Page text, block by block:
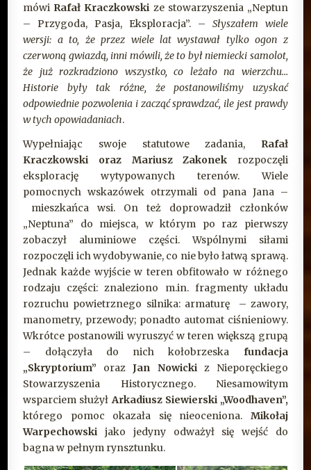
mówi Rafał Kraczkowski ze stowarzyszenia „Neptun
– Przygoda, Pasja, Eksploracja”. – Słyszałem wiele
wersji: a to, że przez wiele lat wystawał tylko ogon z
czerwoną gwiazdą, inni mówili, że to był niemiecki samolot,
że już rozkradziono wszystko, co leżało na wierzchu…
Historie były tak różne, że postanowiliśmy uzyskać
odpowiednie pozwolenia i zacząć sprawdzać, ile jest prawdy
w tych opowiadaniach.
Wypełniając swoje statutowe zadania, Rafał
Kraczkowski oraz Mariusz Zakonek rozpoczęli
eksplorację wytypowanych terenów. Wiele
pomocnych wskazówek otrzymali od pana Jana –
mieszkańca wsi. On też doprowadził członków
„Neptuna” do miejsca, w którym po raz pierwszy
zobaczył aluminiowe części. Wspólnymi siłami
rozpoczęli ich wydobywanie, co nie było łatwą sprawą.
Jednak każde wyjście w teren obfitowało w różnego
rodzaju części: znaleziono m.in. fragmenty układu
rozruchu powietrznego silnika: armaturę – zawory,
manometry, przewody; ponadto automat ciśnieniowy.
Wkrótce postanowili wyruszyć w teren większą grupą
– dołączyła do nich kołobrzeska fundacja
„Skryptorium” oraz Jan Nowickiz Nieporęckiego
Stowarzyszenia Historycznego. Niesamowitym
wsparciem służyłArkadiusz Siewierski „Woodhaven”,
którego pomoc okazała się nieoceniona. Mikołaj
Warpechowski jako jedyny odważył się wejść do
bagna w pełnym rynsztunku.